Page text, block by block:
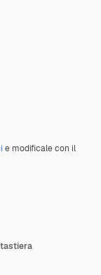
e modificale con il